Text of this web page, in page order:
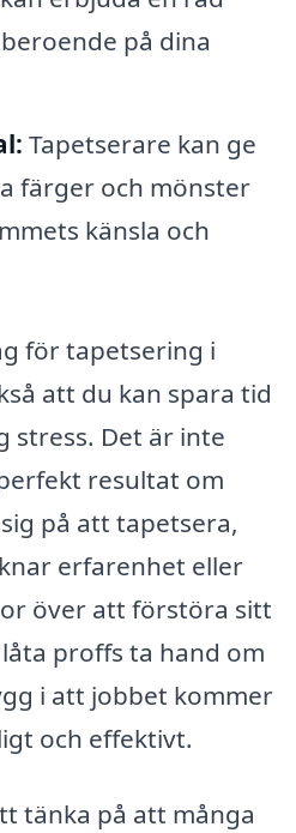
på dina
Tapetserare kan ge
färger och mönster
känsla och
för tapetsering i
att du kan spara tid
stress. Det är inte
resultat om
på att tapetsera,
erfarenhet eller
över att förstöra sitt
proffs ta hand om
i att jobbet kommer
och effektivt.
tänka på att många